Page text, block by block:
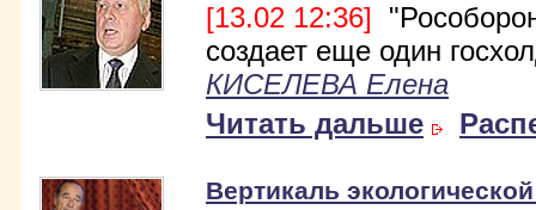
[13.02 12:36]
создает еще один
КИСЕЛЕВА Елена
Читать дальше
Вертикаль